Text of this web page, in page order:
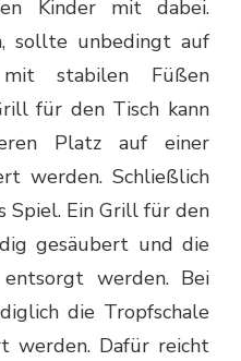
Kinder mit dabei.
sollte unbedingt auf
stabilen Füßen
für den Tisch kann
Platz auf einer
werden. Schließlich
Spiel. Ein Grill für den
gesäubert und die
werden. Bei
die Tropfschale
werden. Dafür reicht